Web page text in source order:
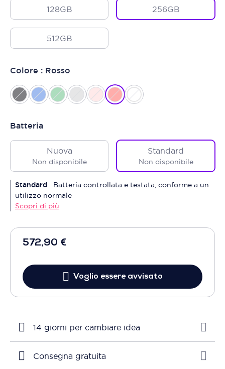
572,90 €
Voglio essere avvisato
128GB 256GB
512GB
Colore : Rosso
Batteria
Nuova
Non disponibile
Standard
Non disponibile
Standard : Batteria controllata e testata, conforme a un
utilizzo normale
Scopri di più
14 giorni per cambiare idea
Consegna gratuita